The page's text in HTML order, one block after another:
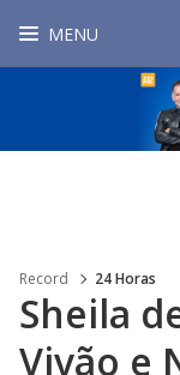
MENU
Record 24 Horas
Sheila
Vivão e